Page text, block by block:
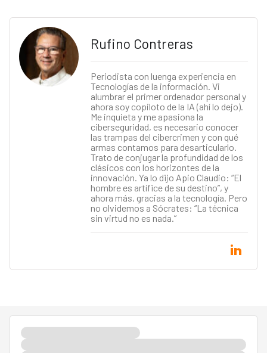
Rufino Contreras
Periodista con luenga experiencia en
Tecnologías de la información. Vi
alumbrar el primer ordenador personal y
ahora soy copiloto de la IA (ahí lo dejo).
Me inquieta y me apasiona la
ciberseguridad, es necesario conocer
las trampas del cibercrimen y con qué
armas contamos para desarticularlo.
Trato de conjugar la profundidad de los
clásicos con los horizontes de la
innovación. Ya lo dijo Apio Claudio: “El
hombre es artífice de su destino”, y
ahora más, gracias a la tecnología. Pero
no olvidemos a Sócrates: “La técnica
sin virtud no es nada.”